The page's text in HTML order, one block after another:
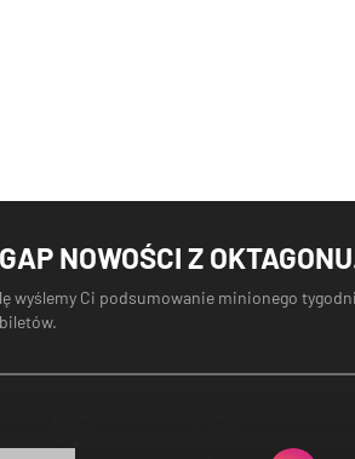
NOWOŚCI Z
wyślemy Ci podsumowanie minionego